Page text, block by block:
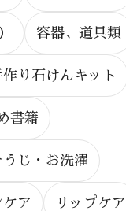
容器、道具類
り石けんキット
書籍
じ・お洗濯
ケア リップケア